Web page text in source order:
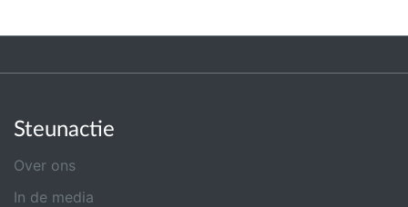
Steunactie
Over ons
In de media